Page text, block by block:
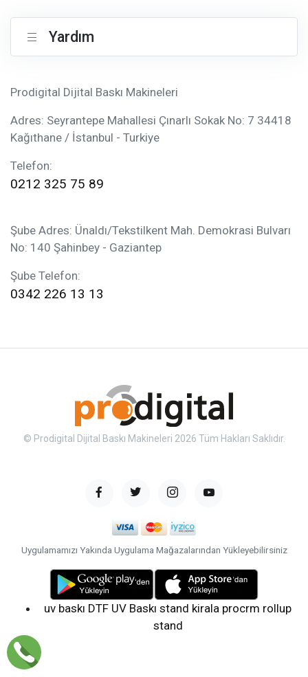
Yardım
Prodigital Dijital Baskı Makineleri
Adres: Seyrantepe Mahallesi Çınarlı Sokak No: 7 34418
Kağıthane / İstanbul - Turkiye
Telefon:
0212 325 75 89
Şube Adres: Ünaldı/Tekstilkent Mah. Demokrasi Bulvarı
No: 140 Şahinbey - Gaziantep
Şube Telefon:
0342 226 13 13
© Prodigital Dijital Baskı Makineleri 2026 Tüm Hakları Saklıdır.
Uygulamamızı Yakında Uygulama Mağazalarından Yükleyebilirsiniz
uv baskı DTF UV Baskı stand kirala procrm rollup
stand